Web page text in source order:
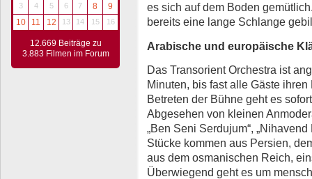
3
4 5 6 7 8
9
10
11 12 13 14 15 16
12.669 Beiträge zu
3.883 Filmen im Forum
es sich auf dem Boden
bereits eine lange Schlange
Arabische und europäische
Das Transorient Orchestra ist
Minuten, bis fast alle Gäste
Betreten der Bühne geht es
Abgesehen von kleinen
„Ben Seni Serdujum“,
Stücke kommen aus Persien,
aus dem osmanischen Reich,
Überwiegend geht es um